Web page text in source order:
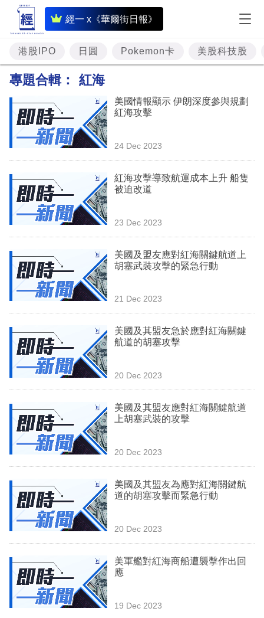
經一 x《華爾街日報》
即
時
財
經
投
資
理
業
科
技
場
生
時
事
訂
閱
港股IPO 日圓 Pokemon卡 美股科技股
專題合輯： 紅海
美國情報顯示 伊朗深度參與規劃
紅海攻擊
24 Dec 2023
紅海攻擊導致航運成本上升 船隻
被迫改道
23 Dec 2023
美國及盟友應對紅海關鍵航道上
胡塞武裝攻擊的緊急行動
21 Dec 2023
美國及其盟友急於應對紅海關鍵
航道的胡塞攻擊
20 Dec 2023
美國及其盟友應對紅海關鍵航道
上胡塞武裝的攻擊
20 Dec 2023
美國及其盟友為應對紅海關鍵航
道的胡塞攻擊而緊急行動
20 Dec 2023
美軍艦對紅海商船遭襲擊作出回
應
19 Dec 2023